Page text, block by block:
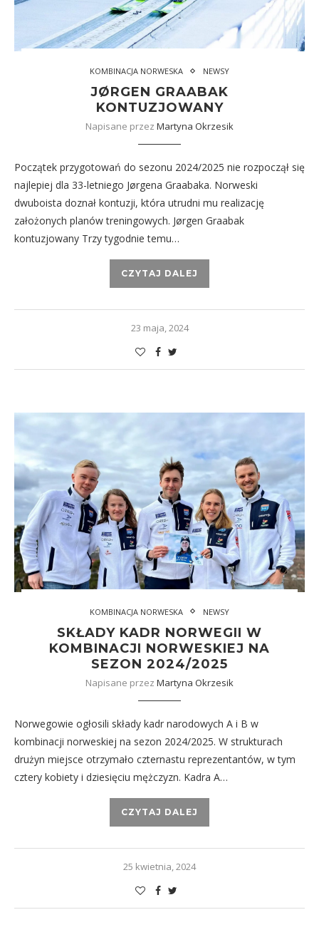
KOMBINACJA NORWESKA NEWSY
JØRGEN GRAABAK
KONTUZJOWANY
Napisane przez Martyna Okrzesik
Początek przygotowań do sezonu 2024/2025 nie rozpoczął się
najlepiej dla 33-letniego Jørgena Graabaka. Norweski
dwuboista doznał kontuzji, która utrudni mu realizację
założonych planów treningowych. Jørgen Graabak
kontuzjowany Trzy tygodnie temu…
CZYTAJ DALEJ
23 maja, 2024
KOMBINACJA NORWESKA NEWSY
SKŁADY KADR NORWEGII W
KOMBINACJI NORWESKIEJ NA
SEZON 2024/2025
Napisane przez Martyna Okrzesik
Norwegowie ogłosili składy kadr narodowych A i B w
kombinacji norweskiej na sezon 2024/2025. W strukturach
drużyn miejsce otrzymało czternastu reprezentantów, w tym
cztery kobiety i dziesięciu mężczyzn. Kadra A…
CZYTAJ DALEJ
25 kwietnia, 2024